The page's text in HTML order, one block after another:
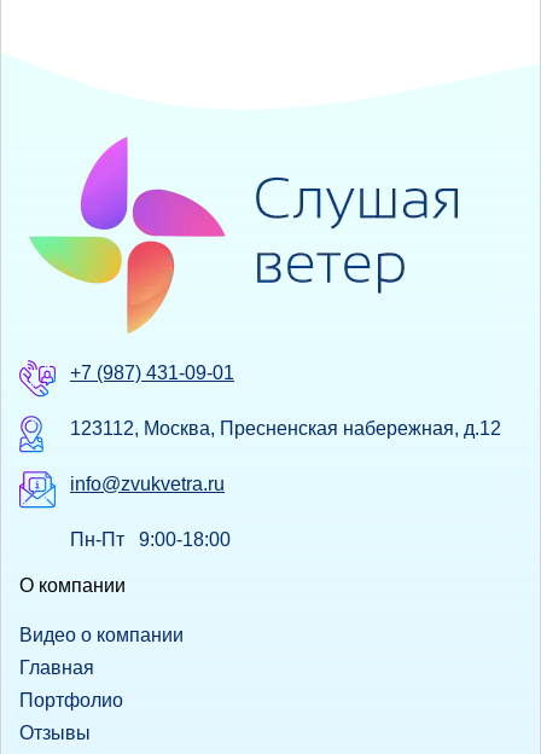
+7 (987) 431-09-01
123112, Москва, Пресненская набережная, д.12
info@zvukvetra.ru
Пн-Пт 9:00-18:00
О компании
Видео о компании
Главная
Портфолио
Отзывы